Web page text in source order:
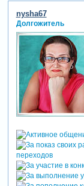
nysha67
Долгожитель